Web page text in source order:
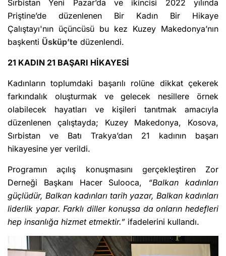
Sırbistan Yeni Pazar’da ve ikincisi 2022 yılında
Priştine’de düzenlenen Bir Kadın Bir Hikaye
Çalıştayı'nın üçüncüsü bu kez Kuzey Makedonya’nın
başkenti Üsküp’te düzenlendi.
21 KADIN 21 BAŞARI HİKAYESİ
Kadınların toplumdaki başarılı rolüne dikkat çekerek
farkındalık oluşturmak ve gelecek nesillere örnek
olabilecek hayatları ve kişileri tanıtmak amacıyla
düzenlenen çalıştayda; Kuzey Makedonya, Kosova,
Sırbistan ve Batı Trakya’dan 21 kadının başarı
hikayesine yer verildi.
Programın açılış konuşmasını gerçekleştiren Zor
Derneği Başkanı Hacer Sulooca, “Balkan kadınları
güçlüdür, Balkan kadınları tarih yazar, Balkan kadınları
liderlik yapar. Farklı diller konuşsa da onların hedefleri
hep insanlığa hizmet etmektir.” ifadelerini kullandı.